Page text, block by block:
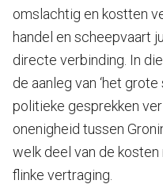
omslachtig en kostten
handel en scheepvaart
directe verbinding. In
de aanleg van ‘het
politieke gesprekken
onenigheid tussen
welk deel van de
flinke vertraging.